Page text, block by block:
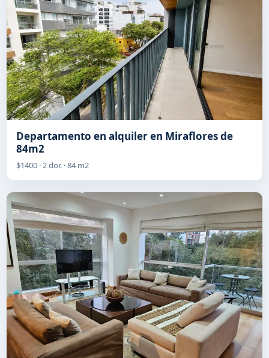
Departamento en alquiler en Miraflores de
84m2
$1400 · 2 dor. · 84 m2